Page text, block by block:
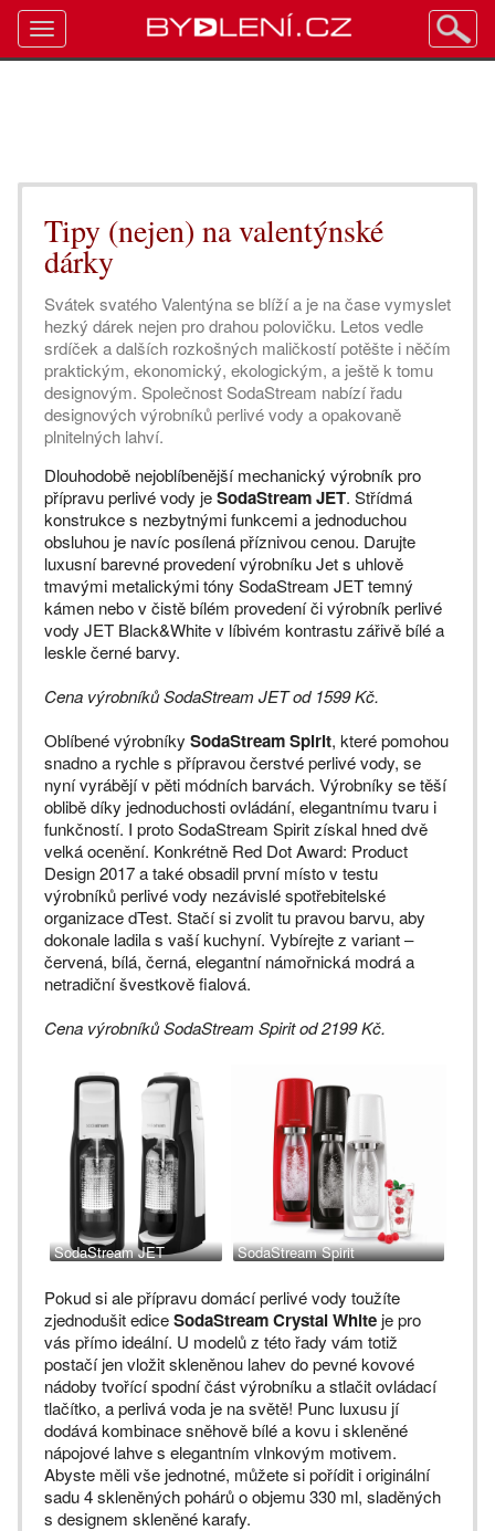
Tipy (nejen) na valentýnské
dárky
Svátek svatého Valentýna se blíží a je na čase vymyslet
hezký dárek nejen pro drahou polovičku. Letos vedle
srdíček a dalších rozkošných maličkostí potěšte i něčím
praktickým, ekonomický, ekologickým, a ještě k tomu
designovým. Společnost SodaStream nabízí řadu
designových výrobníků perlivé vody a opakovaně
plnitelných lahví.
Dlouhodobě nejoblíbenější mechanický výrobník pro
přípravu perlivé vody jeSodaStream JET. Střídmá
konstrukce s nezbytnými funkcemi a jednoduchou
obsluhou je navíc posílená příznivou cenou. Darujte
luxusní barevné provedení výrobníku Jet s uhlově
tmavými metalickými tóny SodaStream JET temný
kámen nebo v čistě bílém provedení či výrobník perlivé
vody JET Black&White v líbivém kontrastu zářivě bílé a
leskle černé barvy.
Cena výrobníků SodaStream JET od 1599 Kč.
Oblíbené výrobníky SodaStream Spirit, které pomohou
snadno a rychle s přípravou čerstvé perlivé vody, se
nyní vyrábějí v pěti módních barvách. Výrobníky se těší
oblibě díky jednoduchosti ovládání, elegantnímu tvaru i
funkčností. I proto SodaStream Spirit získal hned dvě
velká ocenění. Konkrétně Red Dot Award: Product
Design 2017 a také obsadil první místo v testu
výrobníků perlivé vody nezávislé spotřebitelské
organizace dTest. Stačí si zvolit tu pravou barvu, aby
dokonale ladila s vaší kuchyní. Vybírejte z variant –
červená, bílá, černá, elegantní námořnická modrá a
netradiční švestkově fialová.
Cena výrobníků SodaStream Spirit od 2199 Kč.
SodaStream JET SodaStream Spirit
Pokud si ale přípravu domácí perlivé vody toužíte
zjednodušit ediceSodaStream Crystal White je pro
vás přímo ideální. U modelů z této řady vám totiž
postačí jen vložit skleněnou lahev do pevné kovové
nádoby tvořící spodní část výrobníku a stlačit ovládací
tlačítko, a perlivá voda je na světě! Punc luxusu jí
dodává kombinace sněhově bílé a kovu i skleněné
nápojové lahve s elegantním vlnkovým motivem.
Abyste měli vše jednotné, můžete si pořídit i originální
sadu 4 skleněných pohárů o objemu 330 ml, sladěných
s designem skleněné karafy.
Toggle
navigation